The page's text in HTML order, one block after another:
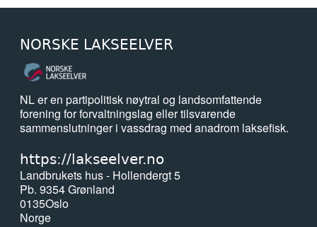
NORSKE LAKSEELVER
NL er en partipolitisk nøytral og landsomfattende
forening for forvaltningslag eller tilsvarende
sammenslutninger i vassdrag med anadrom laksefisk.
https://lakseelver.no
Landbrukets hus - Hollendergt 5
Pb. 9354 Grønland
0135Oslo
Norge